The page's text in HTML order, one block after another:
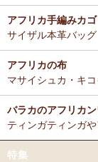
アフリカ手編みカゴ
サイザル本革バッグ
アフリカの布
マサイシュカ・キ
バラカのアフリカ
ティンガティンガ
特集